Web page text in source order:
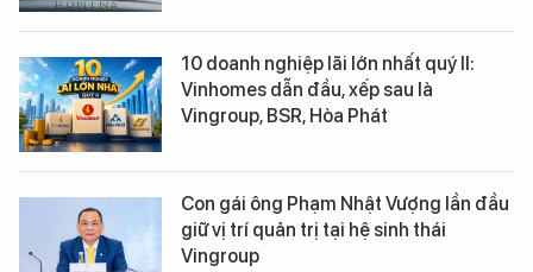
10 doanh nghiệp lãi lớn nhất quý II:
Vinhomes dẫn đầu, xếp sau là
Vingroup, BSR, Hòa Phát
Con gái ông Phạm Nhật Vượng lần đầu
giữ vị trí quản trị tại hệ sinh thái
Vingroup